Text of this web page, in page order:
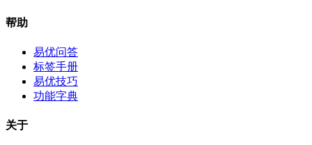
帮助
易优问答
标签手册
易优技巧
功能字典
关于